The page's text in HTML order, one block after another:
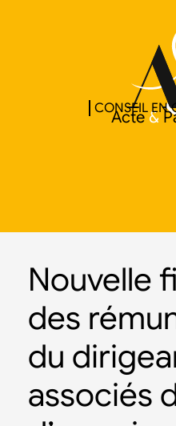
Acte&
CONSEIL EN
Nouvelle
des
du
associés